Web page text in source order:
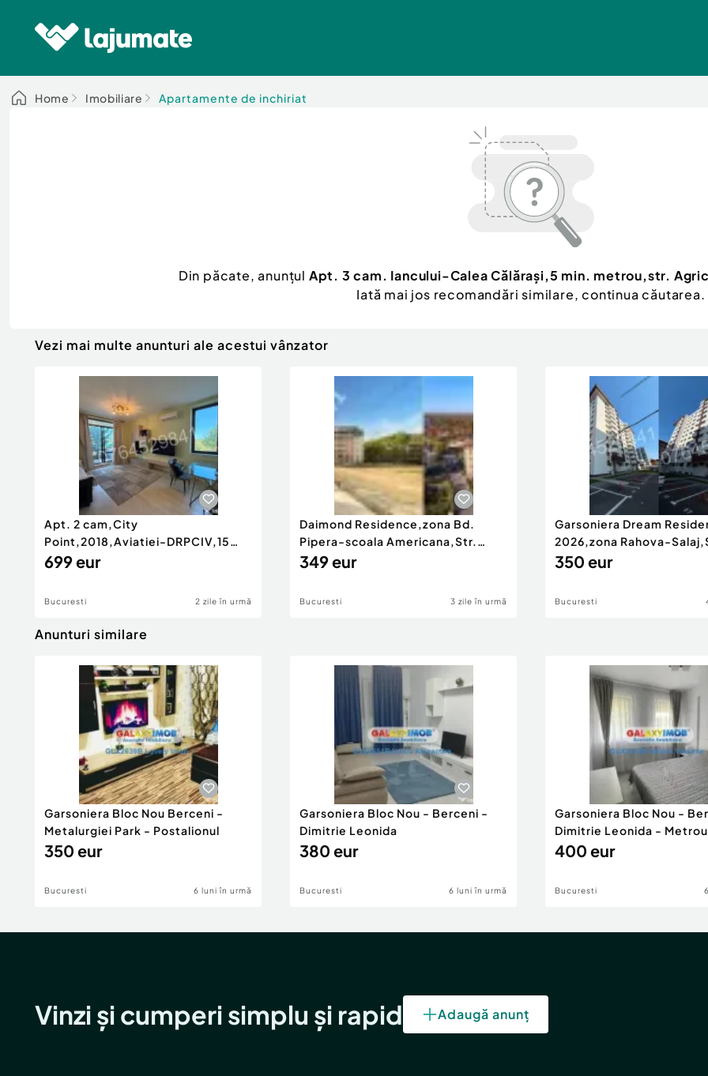
Home Imobiliare Apartamente de inchiriat
Din păcate, anunțul Apt. 3 cam. Iancului-Calea Călărași,5 min. metrou,str.
Iată mai jos recomandări similare, continua căutarea.
Vezi mai multe anunturi ale acestui vânzator
Apt. 2 cam,City
Point,2018,Aviatiei-DRPCIV,15
min. metrou Aurel Vlaicu
699 eur
Bucuresti 2 zile în urmă
Daimond Residence,zona Bd.
Pipera-scoala Americana,Str.
Matei Basarab
349 eur
Bucuresti 3 zile în urmă
Garsoniera Dream
2026,zona Rahova-
341
350 eur
Bucuresti
Anunturi similare
Garsoniera Bloc Nou Berceni -
Metalurgiei Park - Postalionul
350 eur
Bucuresti 6 luni în urmă
Garsoniera Bloc Nou - Berceni -
Dimitrie Leonida
380 eur
Bucuresti 6 luni în urmă
Garsoniera Bloc Nou -
Dimitrie Leonida -
400 eur
Bucuresti
Vinzi și cumperi simplu și rapid Adaugă anunț